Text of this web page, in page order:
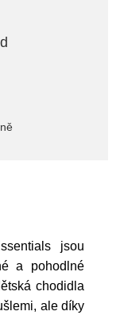
jsou
a pohodlné
chodidla
ale díky